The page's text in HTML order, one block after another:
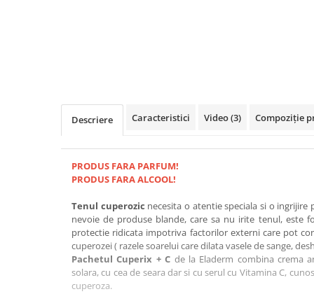
Descriere Caracteristici Video(3) Compoziție
PRODUS FARA PARFUM!
PRODUS FARA ALCOOL!
Tenul cuperozic necesita o atentie speciala si o ingrijire
nevoie de produse blande, care sa nu irite tenul, este
protectie ridicata impotriva factorilor externi care pot
cuperozei ( razele soarelui care dilata vasele de sange,
Pachetul Cuperix + C de la Eladerm combina crema
solara, cu cea de seara dar si cu serul cu Vitamina C,
cuperoza.